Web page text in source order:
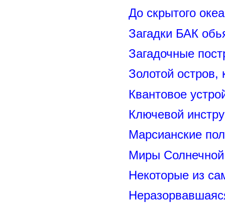
До скрытого
Загадки БАК
Загадочные
Золотой остров,
Квантовое
Ключевой
Марсианские
Миры
Некоторые из